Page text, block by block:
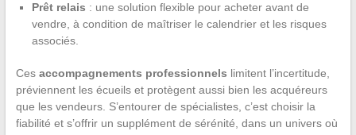
Prêt relais : une solution flexible pour acheter avant de
vendre, à condition de maîtriser le calendrier et les risques
associés.
Ces accompagnements professionnels limitent l’incertitude,
préviennent les écueils et protègent aussi bien les acquéreurs
que les vendeurs. S’entourer de spécialistes, c’est choisir la
fiabilité et s’offrir un supplément de sérénité, dans un univers où